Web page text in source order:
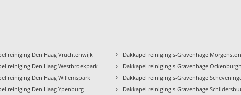
reiniging Den Haag Vruchtenwijk
reiniging Den Haag Westbroekpark
reiniging Den Haag Willemspark
reiniging Den Haag Ypenburg
› Dakkapel reiniging s-Gravenhage
› Dakkapel reiniging s-Gravenhage Ockenburgh
› Dakkapel reiniging s-Gravenhage
› Dakkapel reiniging s-Gravenhage